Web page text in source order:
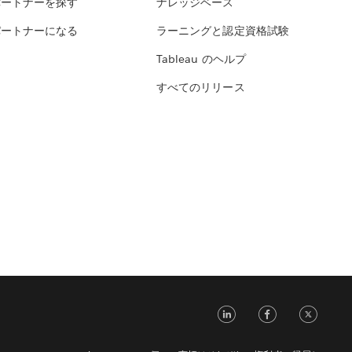
トナーになる
ラーニングと認定資格試験
Tableau のヘルプ
すべてのリリース
LinkedIn